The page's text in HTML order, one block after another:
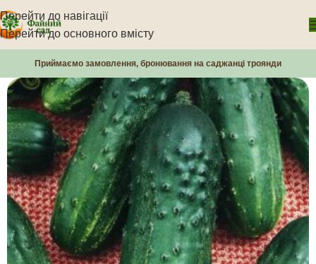
Перейти до навігації
Перейти до основного вмісту
Приймаємо замовлення, бронювання на саджанці троянди